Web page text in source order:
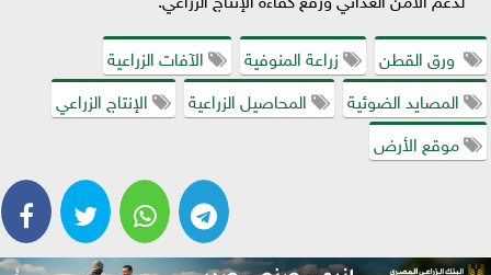
ورق القطن
زراعة المنوفية
الآفات الزراعية
المصايد الضوئية
المحاصيل الزراعية
الإنتاج الزراعي
موقع الأرض